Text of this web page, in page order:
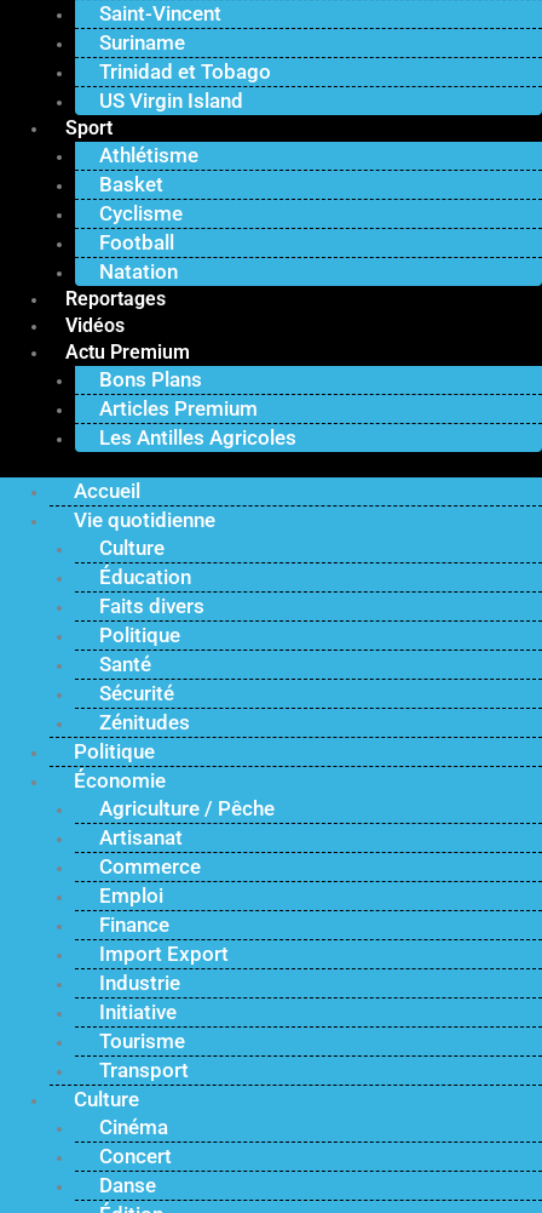
Saint-Vincent
Suriname
Trinidad et Tobago
US Virgin Island
Sport
Athlétisme
Basket
Cyclisme
Football
Natation
Reportages
Vidéos
Actu Premium
Bons Plans
Articles Premium
Les Antilles Agricoles
Accueil
Vie quotidienne
Culture
Éducation
Faits divers
Politique
Santé
Sécurité
Zénitudes
Politique
Économie
Agriculture / Pêche
Artisanat
Commerce
Emploi
Finance
Import Export
Industrie
Initiative
Tourisme
Transport
Culture
Cinéma
Concert
Danse